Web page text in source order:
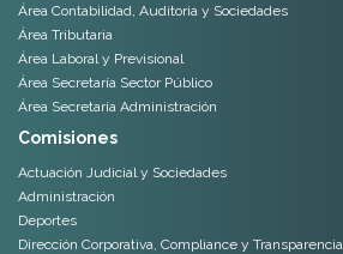
Área Contabilidad, Auditoria y Sociedades
Área Tributaria
Área Laboral y Previsional
Área Secretaría Sector Público
Área Secretaría Administración
Comisiones
Actuación Judicial y Sociedades
Administración
Deportes
Dirección Corporativa, Compliance y Transparencia